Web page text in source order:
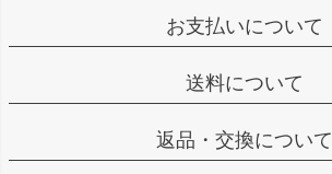
お支払いについて
送料について
返品・交換について